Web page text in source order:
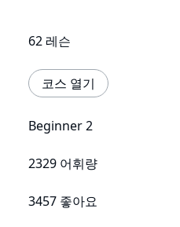
62 레슨
코스 열기
Beginner 2
2329 어휘량
3457 좋아요